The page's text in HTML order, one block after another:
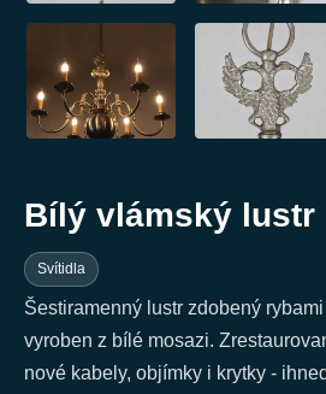
Bílý vlámský lustr
Svítidla
Šestiramenný lustr zdobený
vyroben z bílé mosazi.
nové kabely, objímky i krytky -